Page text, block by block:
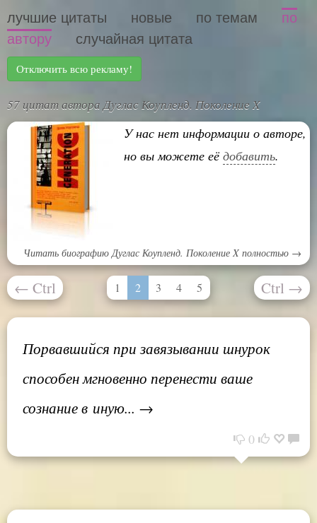
лучшие цитаты новые по темам
по
автору
случайная цитата
Отключить всю рекламу!
57 цитат автора Дуглас Коупленд. Поколение X
У нас нет информации о авторе,
но вы можете её добавить.
Читать биографию Дуглас Коупленд. Поколение X полностью →
← Ctrl 1 2 3 4 5 Ctrl →
Порвавшийся при завязывании шнурок
способен мгновенно перенести ваше
сознание в иную... →
0